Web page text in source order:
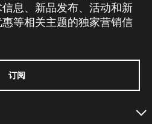
息、新品发布、活动和新
等相关主题的独家营销信
订阅